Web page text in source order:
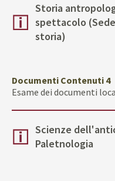
Storia
spettacolo
storia)
Documenti Contenuti 4
Esame dei documenti
Scienze
Paletnologia